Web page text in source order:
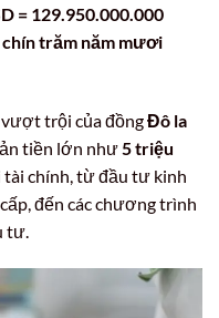
= 129.950.000.000
trăm năm mươi
vượt trội của đồngĐô la
tiền lớn như5 triệu
chính, từ đầu tư kinh
đến các chương trình
tư.